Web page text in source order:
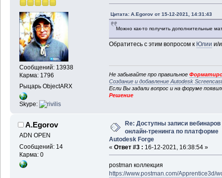
Сообщений: 13938
Карма: 1796
Рыцарь ObjectARX
Skype:
Цитата: A.Egorov от 15-12-2021, 14:31:43
Можно как-то получить дополнительные
Обратитесь с этим вопросом к Юлии и/
Не забывайте про правильное
Создание и добавление Autodesk
Если Вы задали вопрос и на форуме
Решение
A.Egorov
ADN OPEN
Сообщений: 14
Карма: 0
Re: Доступны записи вебинаров
онлайн-тренинга по платформе
Autodesk Forge
« Ответ #3 : 16-12-2021, 16:38:54 »
postman коллекция
https://www.postman.com/Apprentice3d/